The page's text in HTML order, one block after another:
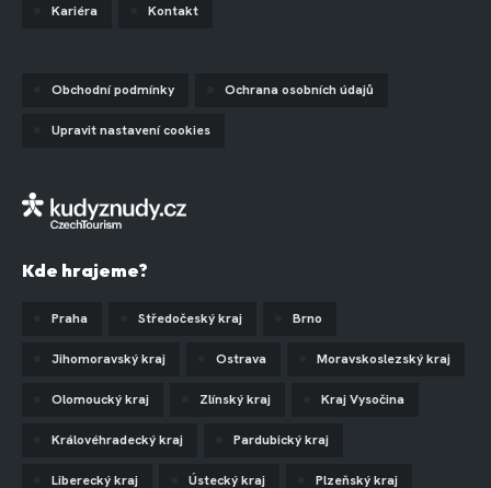
Kariéra Kontakt
Obchodní podmínky Ochrana osobních údajů
Upravit nastavení cookies
Kde hrajeme?
Praha Středočeský kraj Brno
Jihomoravský kraj Ostrava Moravskoslezský kraj
Olomoucký kraj Zlínský kraj Kraj Vysočina
Královéhradecký kraj Pardubický kraj
Liberecký kraj Ústecký kraj Plzeňský kraj